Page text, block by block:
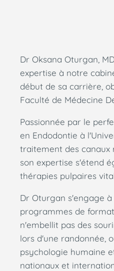
Dr Oksana Oturgan,
expertise à notre
début de sa carrière,
Faculté de Médecine
Passionnée par le
en Endodontie à
traitement des canaux
son expertise s'étend
thérapies pulpaires
Dr Oturgan s'engage
programmes de
n'embellit pas des
lors d'une randonnée,
psychologie humaine
nationaux et